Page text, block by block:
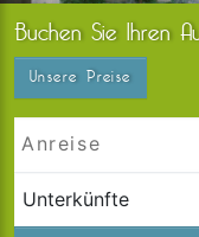
Buchen Sie Ihren
Unsere Preise
Unterkünfte